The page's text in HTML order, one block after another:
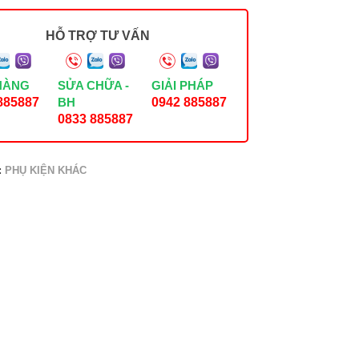
HỖ TRỢ TƯ VẤN
SỬA CHỮA -
BH
0833 885887
GIẢI PHÁP
0942 885887
PHỤ KIỆN KHÁC